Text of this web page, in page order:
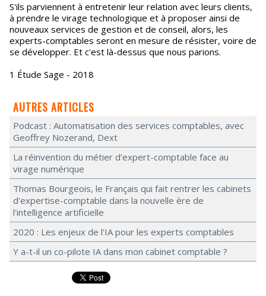
S'ils parviennent à entretenir leur relation avec leurs clients,
à prendre le virage technologique et à proposer ainsi de
nouveaux services de gestion et de conseil, alors, les
experts-comptables seront en mesure de résister, voire de
se développer. Et c'est là-dessus que nous parions.
1 Étude Sage - 2018
AUTRES ARTICLES
Podcast : Automatisation des services comptables, avec
Geoffrey Nozerand, Dext
La réinvention du métier d’expert-comptable face au
virage numérique
Thomas Bourgeois, le Français qui fait rentrer les cabinets
d'expertise-comptable dans la nouvelle ère de
l'intelligence artificielle
2020 : Les enjeux de l'IA pour les experts comptables
Y a-t-il un co-pilote IA dans mon cabinet comptable ?